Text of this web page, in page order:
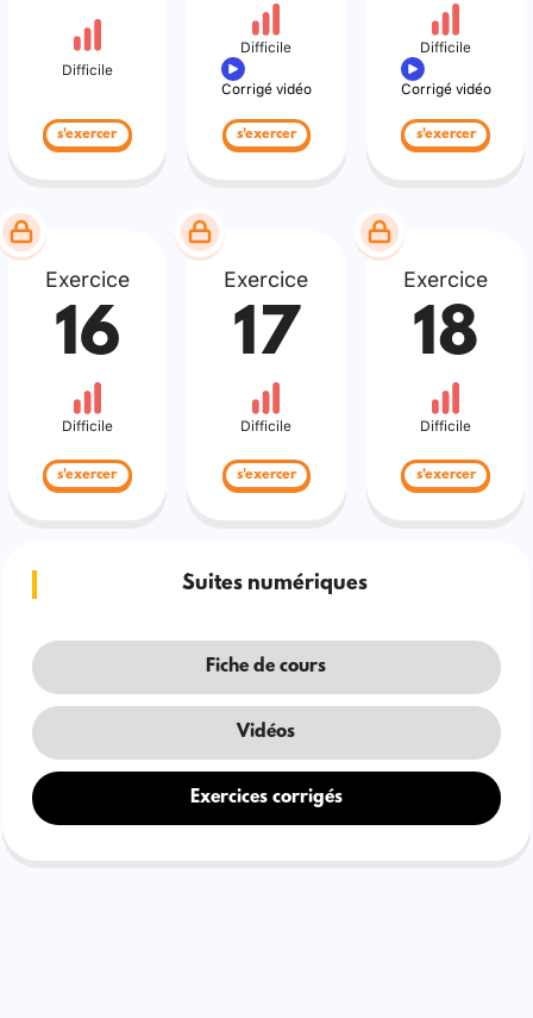
Difficile
s'exercer
Difficile
Corrigé vidéo
s'exercer
Difficile
Corrigé vidéo
s'exercer
Exercice
16
Difficile
s'exercer
Exercice
17
Difficile
s'exercer
Exercice
18
Difficile
s'exercer
Suites numériques
Fiche de cours
Vidéos
Exercices corrigés